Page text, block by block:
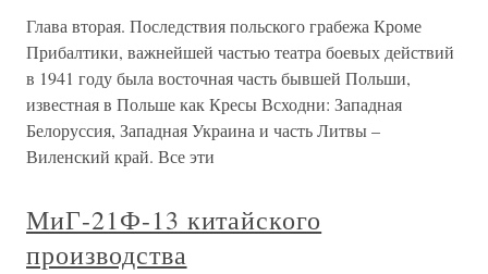
Глава вторая. Последствия польского грабежа Кроме
Прибалтики, важнейшей частью театра боевых действий
в 1941 году была восточная часть бывшей Польши,
известная в Польше как Кресы Всходни: Западная
Белоруссия, Западная Украина и часть Литвы –
Виленский край. Все эти
МиГ-21Ф-13 китайского
производства